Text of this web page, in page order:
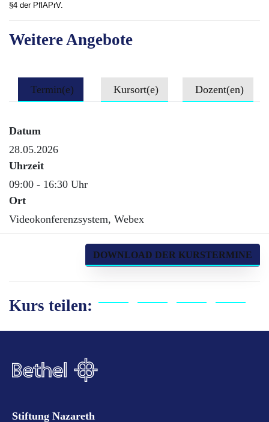
§4 der PflAPrV.
Weitere Angebote
Termin(e) Kursort(e) Dozent(en)
Datum
28.05.2026
Uhrzeit
09:00 - 16:30 Uhr
Ort
Videokonferenzsystem, Webex
DOWNLOAD DER KURSTERMINE
Kurs teilen:
Stiftung Nazareth